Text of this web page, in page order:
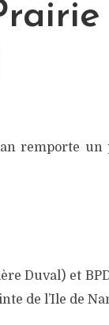
remporte un
Duval) et
de l’Ile de